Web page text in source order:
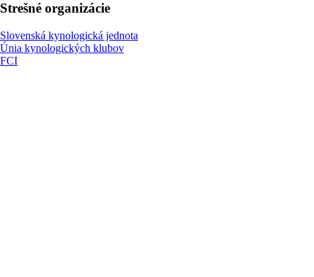
Strešné organizácie
Slovenská kynologická jednota
Únia kynologických klubov
FCI